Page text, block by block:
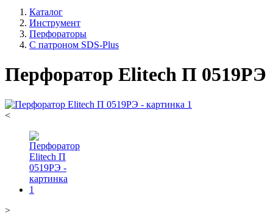
Каталог
Инструмент
Перфораторы
С патроном SDS-Plus
Перфоратор Elitech П 0519РЭ
<
>